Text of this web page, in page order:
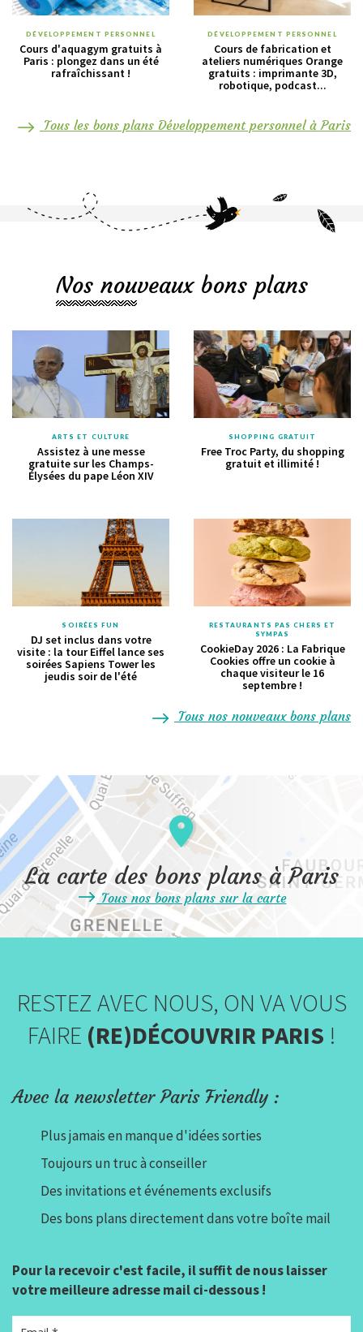
DÉVELOPPEMENT PERSONNEL
Cours d'aquagym gratuits à
Paris : plongez dans un été
rafraîchissant !
DÉVELOPPEMENT PERSONNEL
Cours de fabrication et
ateliers numériques Orange
gratuits : imprimante 3D,
robotique, podcast...
Tous les bons plans Développement personnel à Paris
Nos nouveaux bons plans
ARTS ET CULTURE
Assistez à une messe
gratuite sur les Champs-
Élysées du pape Léon XIV
SHOPPING GRATUIT
Free Troc Party, du shopping
gratuit et illimité !
SOIRÉES FUN
DJ set inclus dans votre
visite : la tour Eiffel lance ses
soirées Sapiens Tower les
jeudis soir de l'été
RESTAURANTS PAS CHERS ET
SYMPAS
CookieDay 2026 : La Fabrique
Cookies offre un cookie à
chaque visiteur le 16
septembre !
Tous nos nouveaux bons plans
La carte des bons plans à Paris
Tous nos bons plans sur la carte
RESTEZ AVEC NOUS, ON VA VOUS
FAIRE (RE)DÉCOUVRIR PARIS !
Avec la newsletter Paris Friendly :
Plus jamais en manque d'idées sorties
Toujours un truc à conseiller
Des invitations et événements exclusifs
Des bons plans directement dans votre boîte mail
Pour la recevoir c'est facile, il suffit de nous laisser
votre meilleure adresse mail ci-dessous !